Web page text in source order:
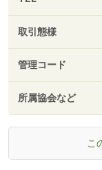
取引態様
管理コード
所属協会など
こ